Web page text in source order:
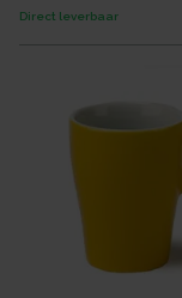
Direct leverbaar